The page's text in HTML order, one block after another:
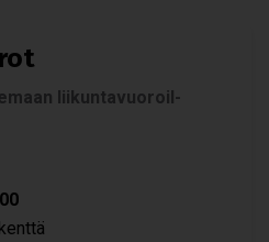
lii­kun­ta­vuo­roil­